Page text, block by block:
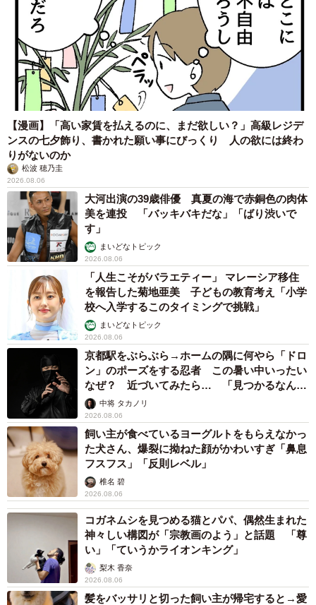
【漫画】「高い家賃を払えるのに、まだ欲しい？」高級レジデ
ンスの七夕飾り、書かれた願い事にびっくり 人の欲には終わ
りがないのか
松波 穂乃圭
2026.08.06
大河出演の39歳俳優 真夏の海で赤銅色の肉体
美を連投 「バッキバキだな」「ばり渋いで
す」
まいどなトピック
2026.08.06
「人生こそがバラエティー」 マレーシア移住
を報告した菊地亜美 子どもの教育考え「小学
校へ入学するこのタイミングで挑戦」
まいどなトピック
2026.08.06
京都駅をぶらぶら→ホームの隅に何やら「ドロ
ン」のポーズをする忍者 この暑い中いったい
なぜ？ 近づいてみたら… 「見つかるなんて
未熟」中将 タカノリ
2026.08.06
飼い主が食べているヨーグルトをもらえなかっ
た犬さん、爆裂に拗ねた顔がかわいすぎ「鼻息
フスフス」「反則レベル」
椎名 碧
2026.08.06
コガネムシを見つめる猫とパパ、偶然生まれた
神々しい構図が「宗教画のよう」と話題 「尊
い」「ていうかライオンキング」
梨木 香奈
2026.08.06
髪をバッサリと切った飼い主が帰宅すると→愛